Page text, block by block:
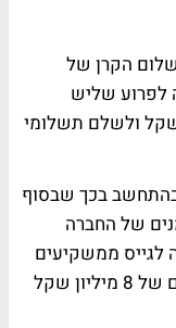
הקרן של
לפרוע שליש
של כ-33 מיליון שקל ולשלם תשלומי
בכך שבסוף
קופת המזומנים של החברה
לגייס ממשקיעים
כ-50 מיליון שקל, אולם ביקושים נמוכים של 8 מיליון שקל